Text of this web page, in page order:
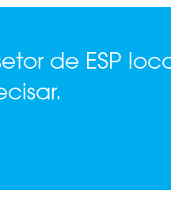
de ESP